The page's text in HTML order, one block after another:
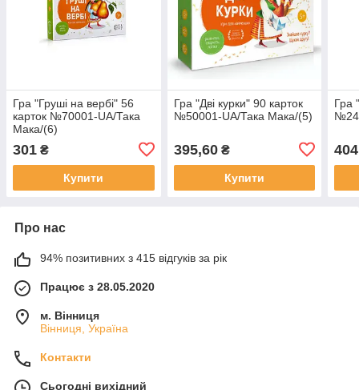
Гра "Груші на вербі" 56
карток №70001-UA/Така
Мака/(6)
301 ₴
Купити
Гра "Дві курки" 90 карток
№50001-UA/Така Мака/(5)
395,60₴
Купити
Гра
Про нас
94% позитивних з 415 відгуків за рік
Працює з 28.05.2020
м. Вінниця
Вінниця, Україна
Контакти
Сьогодні вихідний